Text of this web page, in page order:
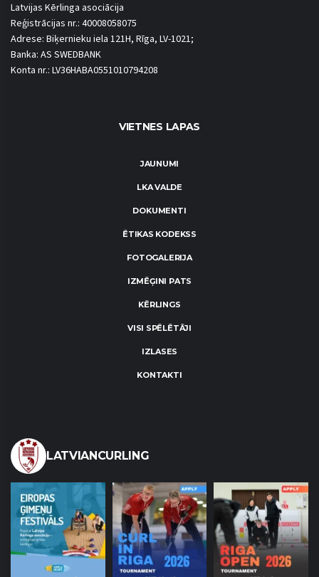
Latvijas Kērlinga asociācija
Reģistrācijas nr.: 40008058075
Adrese: Biķernieku iela 121H, Rīga, LV-1021;
Banka: AS SWEDBANK
Konta nr.: LV36HABA0551010794208
VIETNES LAPAS
JAUNUMI
LKA VALDE
DOKUMENTI
ĒTIKAS KODEKSS
FOTOGALERIJA
IZMĒĢINI PATS
KĒRLINGS
VISI SPĒLĒTĀJI
IZLASES
KONTAKTI
LATVIANCURLING